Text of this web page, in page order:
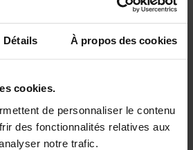
Détails À propos des cookies
cookies.
de personnaliser le contenu
des fonctionnalités relatives aux
notre trafic.
devenir assistant social
les conseils, le tuto et le